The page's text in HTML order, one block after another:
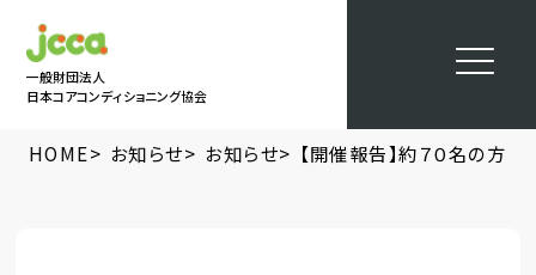
一般財団法人
日本コアコンディショニング協会
HOME> お知らせ> お知らせ> 【開催報告】約７０名の方